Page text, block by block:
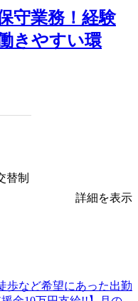
守業務！経験
きやすい環
替制
詳細を表示